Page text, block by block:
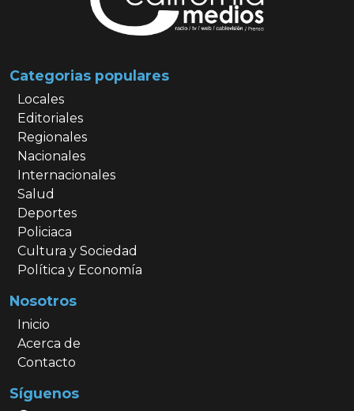
Categorias populares
Locales
Editoriales
Regionales
Nacionales
Internacionales
Salud
Deportes
Policiaca
Cultura y Sociedad
Política y Economía
Nosotros
Inicio
Acerca de
Contacto
Síguenos